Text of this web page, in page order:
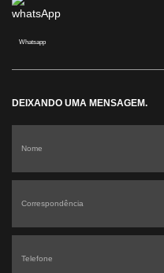
Whatsapp
DEIXANDO UMA MENSAGEM.